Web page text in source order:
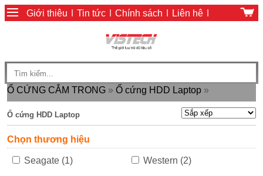
Giới thiệu Tin tức Chính sách Liên hệ
Giỏ hàng|Chính sách thanh toán
Ổ CỨNG CẮM TRONG » Ổ cứng HDD Laptop »
Ổ cứng HDD Laptop
Chọn thương hiệu
Seagate (1) Western (2)